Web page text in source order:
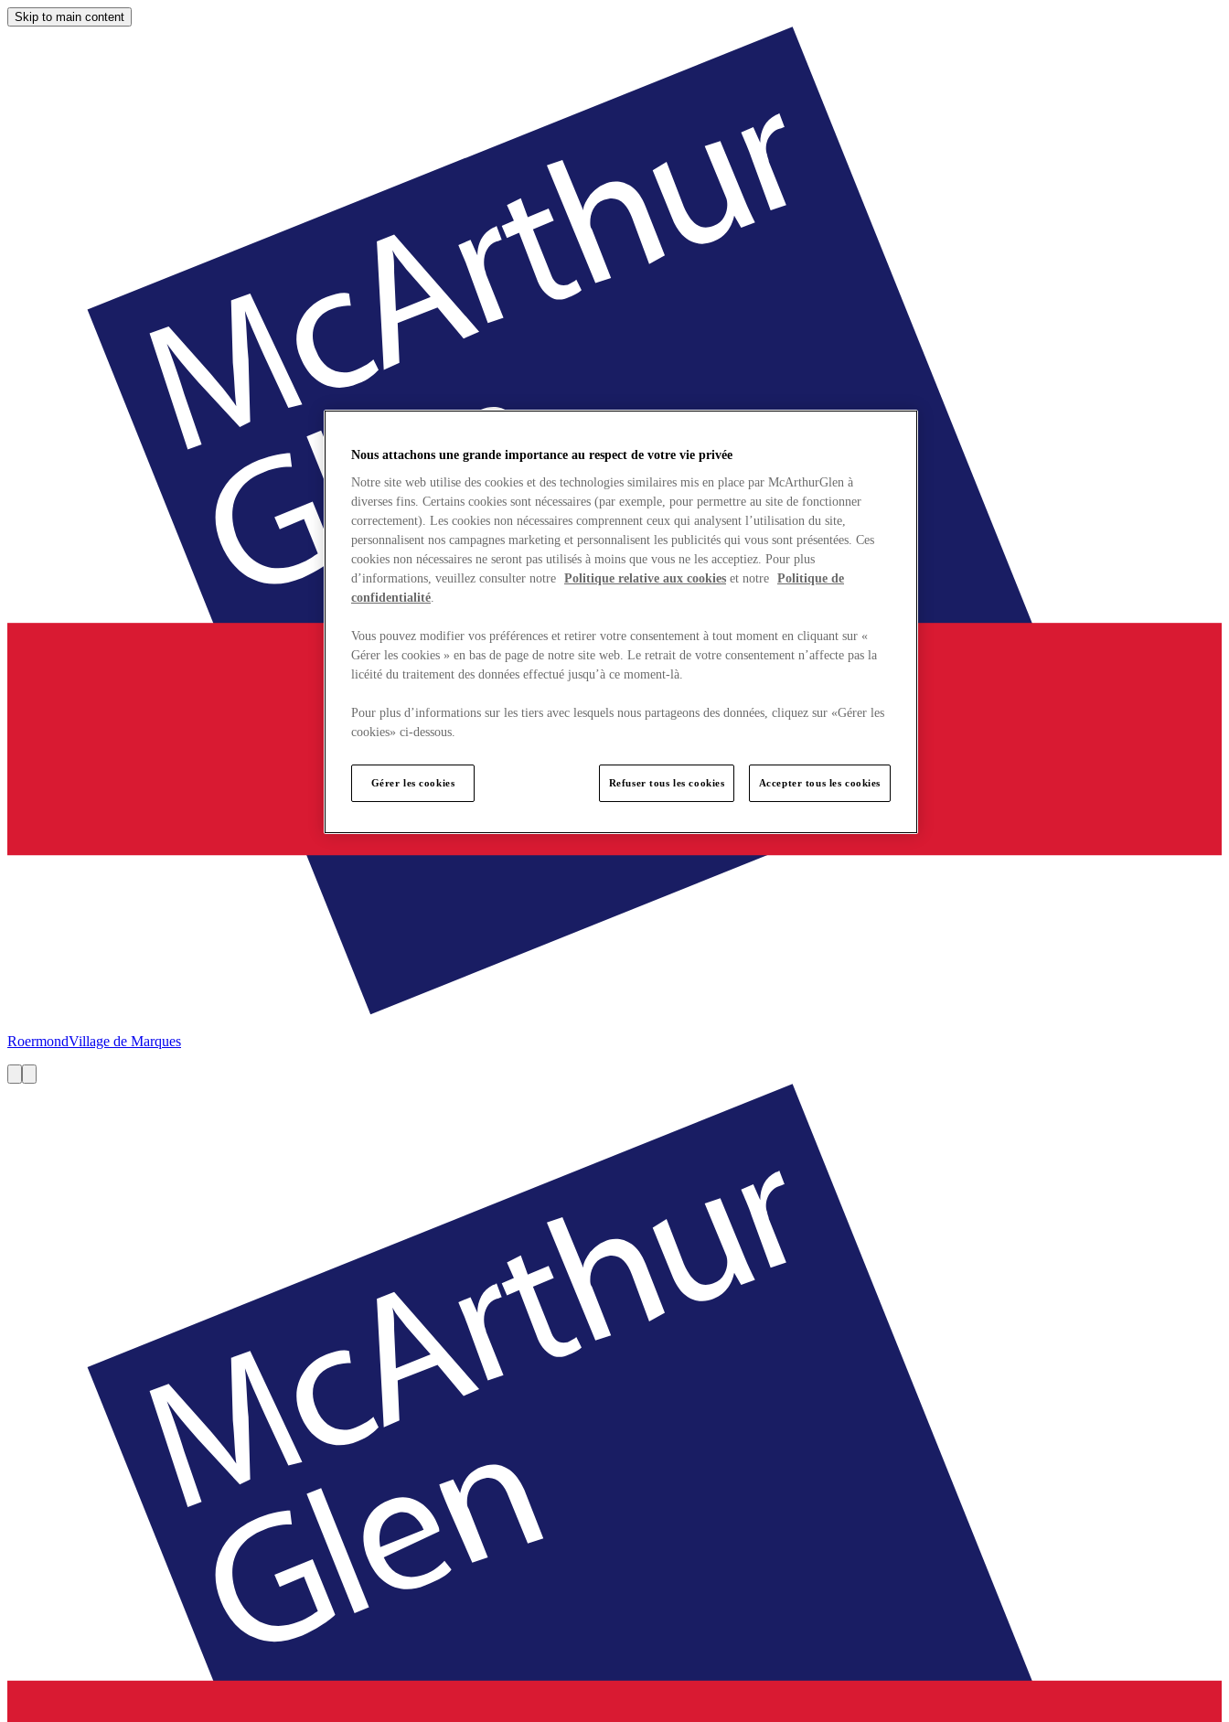
Skip to main content
RoermondVillage de Marques
Nous attachons une grande importance au respect de votre vie privée
Notre site web utilise des cookies et des technologies similaires mis en place par McArthurGlen à
diverses fins. Certains cookies sont nécessaires (par exemple, pour permettre au site de fonctionner
correctement). Les cookies non nécessaires comprennent ceux qui analysent l’utilisation du site,
personnalisent nos campagnes marketing et personnalisent les publicités qui vous sont présentées. Ces
cookies non nécessaires ne seront pas utilisés à moins que vous ne les acceptiez. Pour plus
d’informations, veuillez consulter notre Politique relative aux cookies et notre Politique de
confidentialité.
Vous pouvez modifier vos préférences et retirer votre consentement à tout moment en cliquant sur «
Gérer les cookies » en bas de page de notre site web. Le retrait de votre consentement n’affecte pas la
licéité du traitement des données effectué jusqu’à ce moment-là.
Pour plus d’informations sur les tiers avec lesquels nous partageons des données, cliquez sur «Gérer les
cookies» ci-dessous.
Gérer les cookies Refuser tous les cookies Accepter tous les cookies